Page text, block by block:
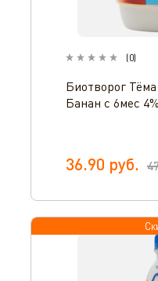
(0)
Биотворог
Банан с 6мес
36.90 руб.